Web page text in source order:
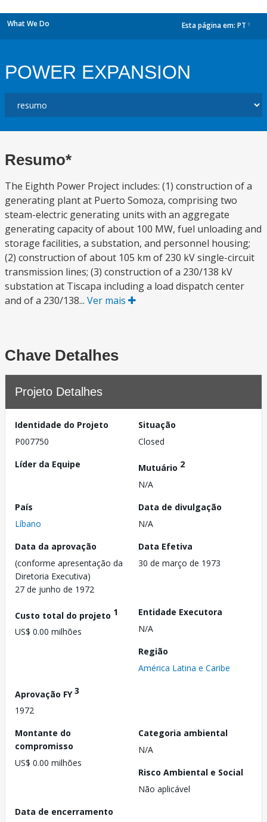
What We Do Esta página em: PT
POWER EXPANSION
Resumo*
The Eighth Power Project includes: (1) construction of a
generating plant at Puerto Somoza, comprising two
steam-electric generating units with an aggregate
generating capacity of about 100 MW, fuel unloading and
storage facilities, a substation, and personnel housing;
(2) construction of about 105 km of 230 kV single-circuit
transmission lines; (3) construction of a 230/138 kV
substation at Tiscapa including a load dispatch center
and of a 230/138... Ver mais
Chave Detalhes
Projeto Detalhes
Identidade do Projeto
P007750
Situação
Closed
Líder da Equipe
Mutuário 2
N/A
País
Líbano
Data de divulgação
N/A
Data da aprovação
(conforme apresentação da
Diretoria Executiva)
27 de junho de 1972
Data Efetiva
30 de março de 1973
Custo total do projeto 1
US$ 0.00 milhões
Entidade Executora
N/A
Região
América Latina e Caribe
Aprovação FY3
1972
Montante do
compromisso
US$ 0.00 milhões
Categoria ambiental
N/A
Risco Ambiental e Social
Não aplicável
Data de encerramento